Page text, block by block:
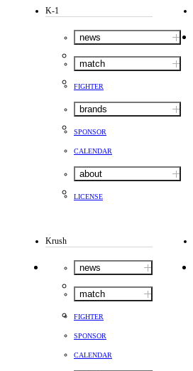
K-1
news
match
FIGHTER
brands
SPONSOR
CALENDAR
about
LICENSE
Krush
news
match
FIGHTER
SPONSOR
CALENDAR